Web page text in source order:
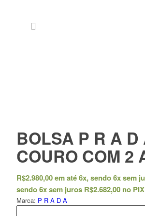
BOLSA P R A D
COURO COM 2
R$2.980,00 em até 6x, sendo 6x sem
sendo 6x sem juros R$2.682,00 no
Marca: P R A D A